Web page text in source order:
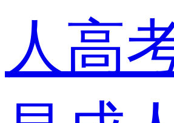
人高